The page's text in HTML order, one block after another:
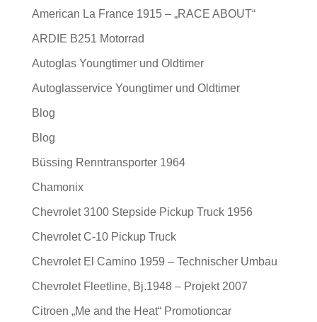
American La France 1915 – „RACE ABOUT“
ARDIE B251 Motorrad
Autoglas Youngtimer und Oldtimer
Autoglasservice Youngtimer und Oldtimer
Blog
Blog
Büssing Renntransporter 1964
Chamonix
Chevrolet 3100 Stepside Pickup Truck 1956
Chevrolet C-10 Pickup Truck
Chevrolet El Camino 1959 – Technischer Umbau
Chevrolet Fleetline, Bj.1948 – Projekt 2007
Citroen „Me and the Heat“ Promotioncar